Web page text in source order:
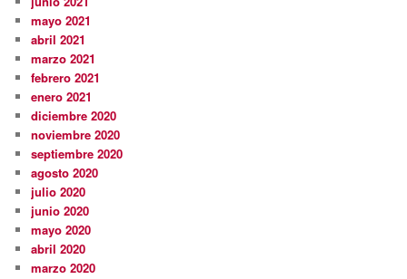
mayo 2021
abril 2021
marzo 2021
febrero 2021
enero 2021
diciembre 2020
noviembre 2020
septiembre 2020
agosto 2020
julio 2020
junio 2020
mayo 2020
abril 2020
marzo 2020